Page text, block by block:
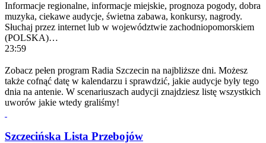
Informacje regionalne, informacje miejskie, prognoza pogody, dobra
muzyka, ciekawe audycje, świetna zabawa, konkursy, nagrody.
Słuchaj przez internet lub w województwie zachodniopomorskiem
(POLSKA)…
23:59
Zobacz pełen program Radia Szczecin na najbliższe dni. Możesz
także cofnąć datę w kalendarzu i sprawdzić, jakie audycje były tego
dnia na antenie. W scenariuszach audycji znajdziesz listę wszystkich
uworów jakie wtedy graliśmy!
Szczecińska Lista Przebojów